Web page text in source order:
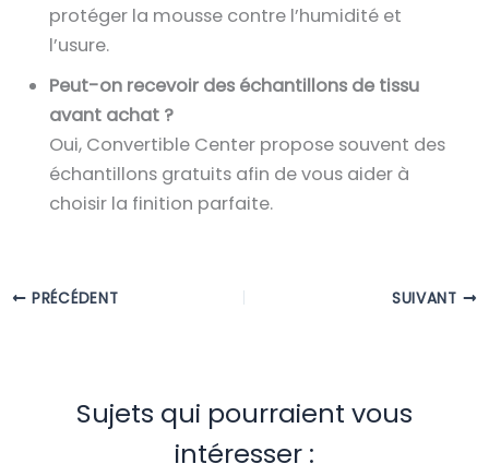
protéger la mousse contre l’humidité et
l’usure.
Peut-on recevoir des échantillons de tissu
avant achat ?
Oui, Convertible Center propose souvent des
échantillons gratuits afin de vous aider à
choisir la finition parfaite.
PRÉCÉDENT SUIVANT
Sujets qui pourraient vous
intéresser :